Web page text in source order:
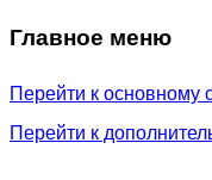
Главное меню
Перейти к основному
Перейти к